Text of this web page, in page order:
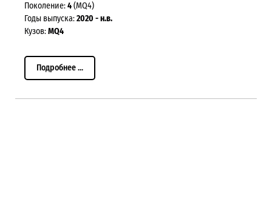
Поколение:4(MQ4)
Годы выпуска:2020 - н.в.
Кузов:MQ4
Подробнее ...